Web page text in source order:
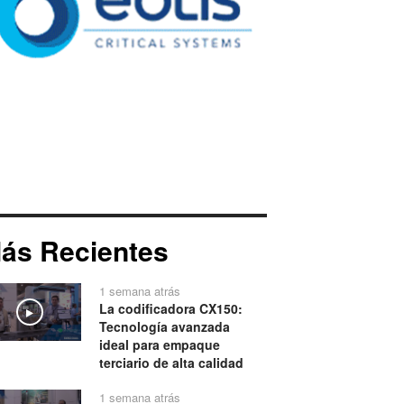
Recientes
Play
1 semana atrás
La codificadora CX150:
Tecnología avanzada
ideal para empaque
terciario de alta calidad
1 semana atrás